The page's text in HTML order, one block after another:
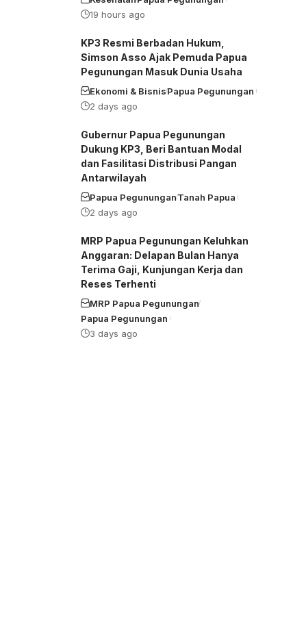
19 hours ago
KP3 Resmi Berbadan Hukum,
Simson Asso Ajak Pemuda Papua
Pegunungan Masuk Dunia Usaha
Ekonomi & BisnisPapua Pegunungan
2 days ago
Gubernur Papua Pegunungan
Dukung KP3, Beri Bantuan Modal
dan Fasilitasi Distribusi Pangan
Antarwilayah
Papua PegununganTanah Papua
2 days ago
MRP Papua Pegunungan Keluhkan
Anggaran: Delapan Bulan Hanya
Terima Gaji, Kunjungan Kerja dan
Reses Terhenti
MRP Papua Pegunungan
Papua Pegunungan
3 days ago